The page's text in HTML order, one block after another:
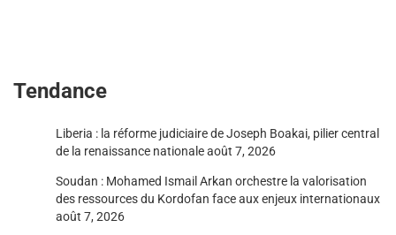
Tendance
Liberia : la réforme judiciaire de Joseph Boakai, pilier central
de la renaissance nationaleaoût 7, 2026
Soudan : Mohamed Ismail Arkan orchestre la valorisation
des ressources du Kordofan face aux enjeux internationaux
août 7, 2026